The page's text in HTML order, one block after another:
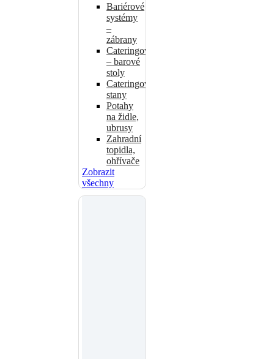
Bariérové
systémy
–
zábrany
Cateringové
– barové
stoly
Cateringové
stany
Potahy
na židle,
ubrusy
Zahradní
topidla,
ohřívače
Zobrazit
všechny